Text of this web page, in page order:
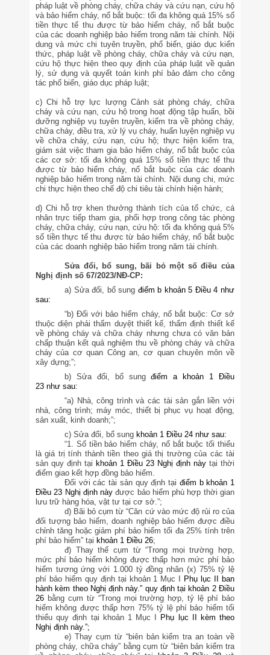
pháp luật về phòng cháy, chữa cháy và cứu nạn, cứu hộ
và bảo hiểm cháy, nổ bắt buộc: tối đa không quá 15% số
tiền thực tế thu được từ bảo hiểm cháy, nổ bắt buộc
của các doanh nghiệp bảo hiểm trong năm tài chính. Nội
dung và mức chi tuyên truyền, phổ biến, giáo dục kiến
thức, pháp luật về phòng cháy, chữa cháy và cứu nạn,
cứu hộ thực hiện theo quy định của pháp luật về quản
lý, sử dụng và quyết toán kinh phí bảo đảm cho công
tác phổ biến, giáo dục pháp luật;
c) Chi hỗ trợ lực lượng Cảnh sát phòng cháy, chữa
cháy và cứu nạn, cứu hộ trong hoạt động tập huấn, bồi
dưỡng nghiệp vụ tuyên truyền, kiểm tra về phòng cháy,
chữa cháy, điều tra, xử lý vụ cháy, huấn luyện nghiệp vụ
về chữa cháy, cứu nạn, cứu hộ; thực hiện kiểm tra,
giám sát việc tham gia bảo hiểm cháy, nổ bắt buộc của
các cơ sở: tối đa không quá 15% số tiền thực tế thu
được từ bảo hiểm cháy, nổ bắt buộc của các doanh
nghiệp bảo hiểm trong năm tài chính. Nội dung chi, mức
chi thực hiện theo chế độ chi tiêu tài chính hiện hành;
d) Chi hỗ trợ khen thưởng thành tích của tổ chức, cá
nhân trực tiếp tham gia, phối hợp trong công tác phòng
cháy, chữa cháy, cứu nạn, cứu hộ: tối đa không quá 5%
số tiền thực tế thu được từ bảo hiểm cháy, nổ bắt buộc
của các doanh nghiệp bảo hiểm trong năm tài chính.
Sửa đổi, bổ sung, bãi bỏ một số điều của
Nghị định số 67/2023/NĐ-CP:
a) Sửa đổi, bổ sung điểm b khoản 5 Điều 4 như
sau:
“b) Đối với bảo hiểm cháy, nổ bắt buộc: Cơ sở
thuộc diện phải thẩm duyệt thiết kế, thẩm định thiết kế
về phòng cháy và chữa cháy nhưng chưa có văn bản
chấp thuận kết quả nghiệm thu về phòng cháy và chữa
cháy của cơ quan Công an, cơ quan chuyên môn về
xây dựng;”;
b) Sửa đổi, bổ sung điểm a khoản 1 Điều
23 như sau:
“a) Nhà, công trình và các tài sản gắn liền với
nhà, công trình; máy móc, thiết bị phục vụ hoạt động,
sản xuất, kinh doanh;”;
c) Sửa đổi, bổ sung khoản 1 Điều 24 như sau:
“1. Số tiền bảo hiểm cháy, nổ bắt buộc tối thiểu
là giá trị tính thành tiền theo giá thị trường của các tài
sản quy định tại khoản 1 Điều 23 Nghị định này tại thời
điểm giao kết hợp đồng bảo hiểm.
Đối với các tài sản quy định tại điểm b khoản 1
Điều 23 Nghị định này được bảo hiểm phù hợp thời gian
lưu trữ hàng hóa, vật tư tại cơ sở.”;
d) Bãi bỏ cụm từ “Căn cứ vào mức độ rủi ro của
đối tượng bảo hiểm, doanh nghiệp bảo hiểm được điều
chỉnh tăng hoặc giảm phí bảo hiểm tối đa 25% tính trên
phí bảo hiểm” tại khoản 1 Điều 26;
đ) Thay thế cụm từ “Trong mọi trường hợp,
mức phí bảo hiểm không được thấp hơn mức phí bảo
hiểm tương ứng với 1.000 tỷ đồng nhân (x) 75% tỷ lệ
phí bảo hiểm quy định tại khoản 1 Mục I
Phụ lục II
ban
hành kèm theo Nghị định này.” quy định tại khoản 2 Điều
26 bằng cụm từ “Trong mọi trường hợp, tỷ lệ phí bảo
hiểm không được thấp hơn 75% tỷ lệ phí bảo hiểm tối
thiểu quy định tại khoản 1 Mục I
Phụ lục II
kèm theo
Nghị định này.”;
e) Thay cụm từ “biên bản kiểm tra an toàn về
phòng cháy, chữa cháy” bằng cụm từ “biên bản kiểm tra